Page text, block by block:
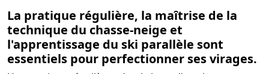
La pratique régulière, la maîtrise de la
technique du chasse-neige et
l'apprentissage du ski parallèle sont
essentiels pour perfectionner ses virages.